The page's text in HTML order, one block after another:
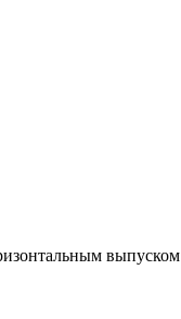
выпуском